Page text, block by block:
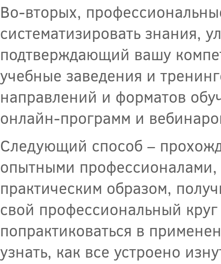
Во-вторых,
систематизировать знания,
подтверждающий вашу
учебные заведения и
направлений и форматов
онлайн-программ и
Следующий способ –
опытными
практическим образом,
свой профессиональный
попрактиковаться в
узнать, как все устроено